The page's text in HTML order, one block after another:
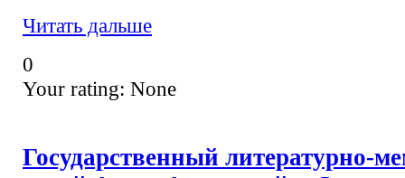
Читать дальше
0
Your rating: None
Государственный литературно-